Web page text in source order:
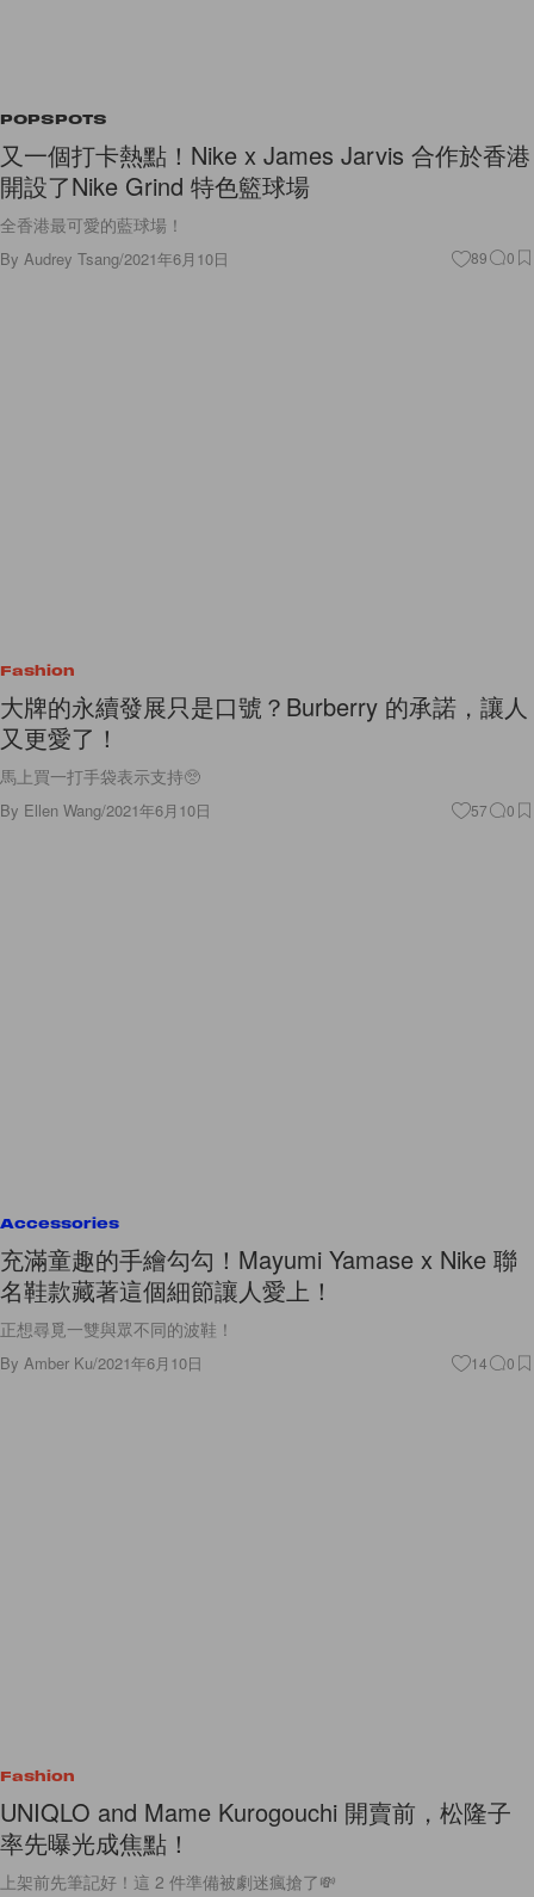
POPSPOTS
又一個打卡熱點！Nike x James Jarvis 合作於香港
開設了Nike Grind 特色籃球場
全香港最可愛的藍球場！
By Audrey Tsang/2021年6月10日 89 0
Fashion
大牌的永續發展只是口號？Burberry 的承諾，讓人
又更愛了！
馬上買一打手袋表示支持🥺
By Ellen Wang/2021年6月10日 57 0
Accessories
充滿童趣的手繪勾勾！Mayumi Yamase x Nike 聯
名鞋款藏著這個細節讓人愛上！
正想尋覓一雙與眾不同的波鞋！
By Amber Ku/2021年6月10日 14 0
Fashion
UNIQLO and Mame Kurogouchi 開賣前，松隆子
率先曝光成焦點！
上架前先筆記好！這 2 件準備被劇迷瘋搶了💸